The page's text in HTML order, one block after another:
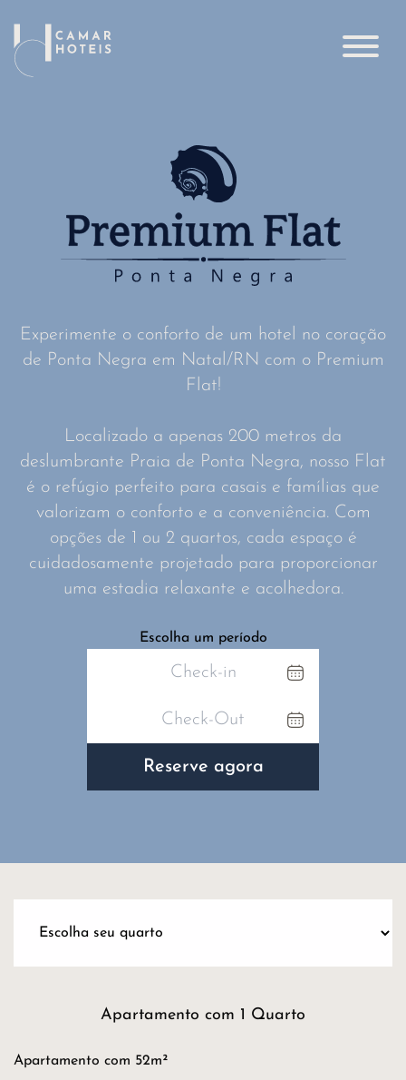
Experimente o conforto de um hotel no coração
de Ponta Negra em Natal/RN com o Premium
Flat!
Localizado a apenas 200 metros da
deslumbrante Praia de Ponta Negra, nosso Flat
é o refúgio perfeito para casais e famílias que
valorizam o conforto e a conveniência. Com
opções de 1 ou 2 quartos, cada espaço é
cuidadosamente projetado para proporcionar
uma estadia relaxante e acolhedora.
Escolha um período
Apartamento com 1 Quarto
Apartamento com 52m²